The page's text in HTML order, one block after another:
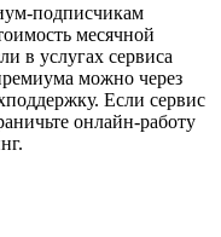
подписчикам
месячной
в услугах сервиса
можно через
Если сервис
онлайн-работу